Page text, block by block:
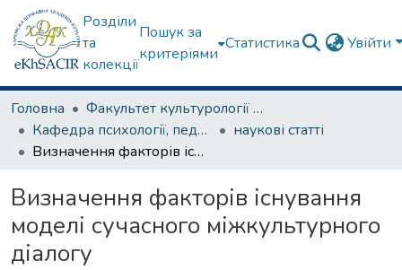
Розділи
та
колекції
Пошук за
критеріями
Статистика Увійти
Головна
Факультет культурології та соціальних комунікацій
Кафедра психології, педагогіки та філології
наукові статті
Визначення факторів існування моделі сучасного міжкультурного діалогу
Визначення факторів існування
моделі сучасного міжкультурного
діалогу